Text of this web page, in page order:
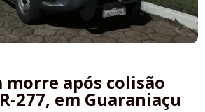
após colisão
277, em Guaraniaçu